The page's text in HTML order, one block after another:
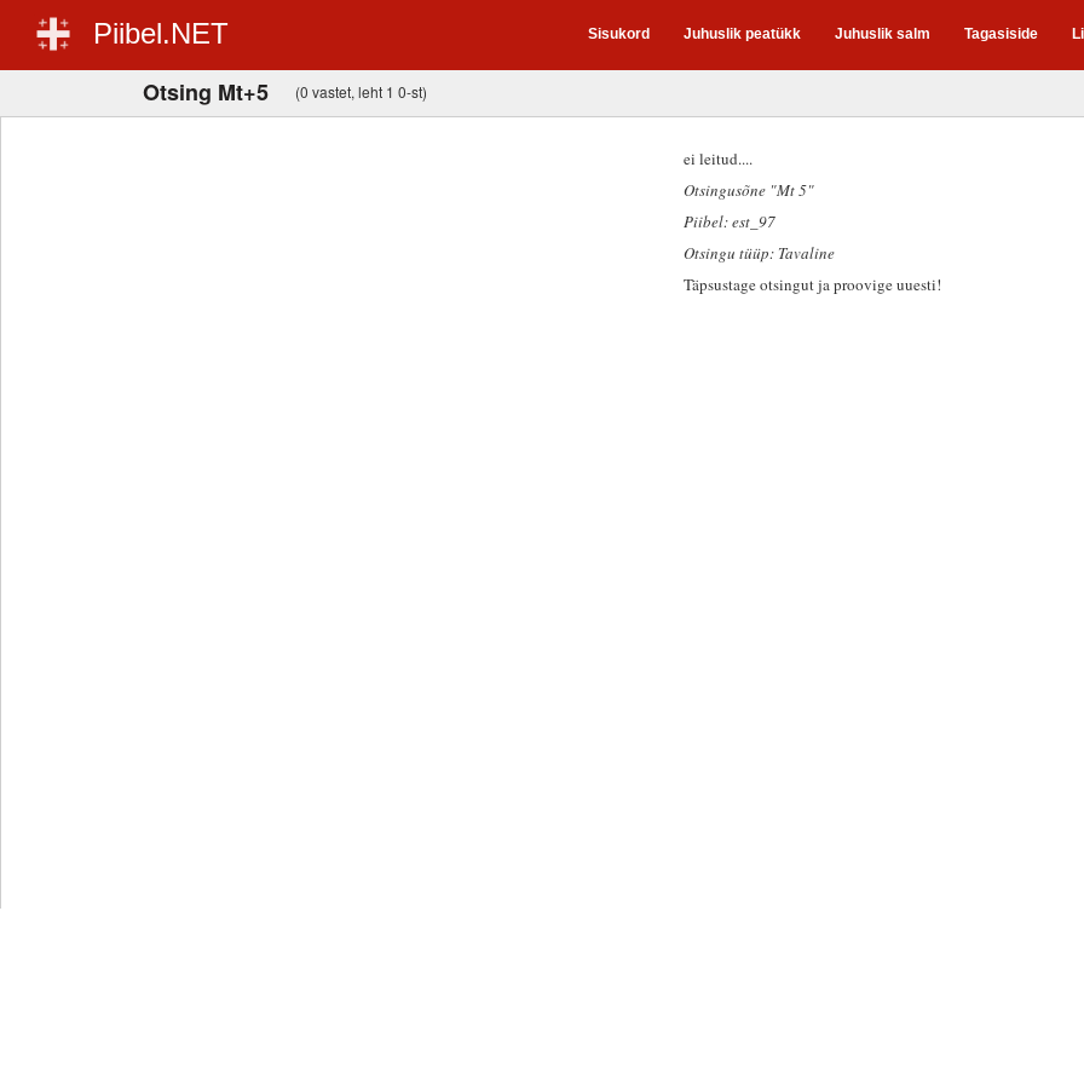
Piibel.NET Sisukord Juhuslik peatükk Juhuslik salm Tagasiside
Otsing Mt+5 (0 vastet, leht 1 0-st)
ei leitud....
Otsingusõne "Mt 5"
Piibel: est_97
Otsingu tüüp: Tavaline
Täpsustage otsingut ja proovige uuesti!